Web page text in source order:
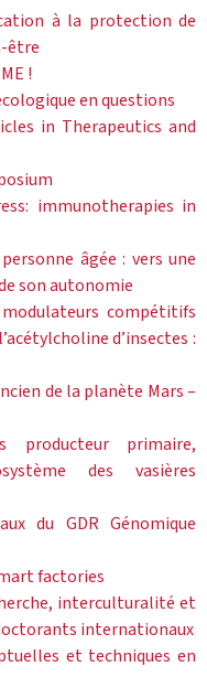
à la protection de
être
!
en questions
in Therapeutics and
immunotherapies in
âgée : vers une
son autonomie
compétitifs
d’insectes :
de la planète Mars –
producteur primaire,
des vasières
du GDR Génomique
factories
interculturalité et
internationaux
et techniques en